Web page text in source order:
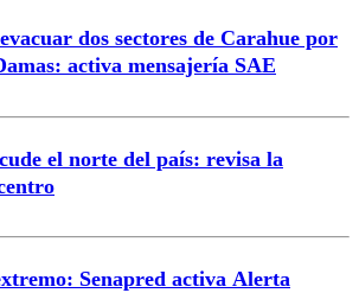
dos sectores de Carahue por
activa mensajería SAE
el norte del país: revisa la
Senapred activa Alerta